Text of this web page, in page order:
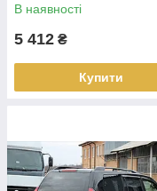
В наявності
5 412 ₴
Купити